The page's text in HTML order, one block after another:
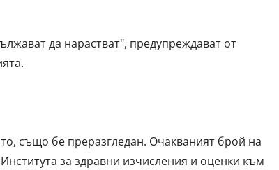
да нарастват", предупреждават от
също бе преразгледан. Очакваният брой на
за здравни изчисления и оценки към